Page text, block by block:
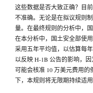
这些数据是否大致正确？目
不准确。无论是在拟议规则
量。在最终规则的分析中，
在本分析中，国土安全部使
采用五年平均值，以估算每
以反映 H-1B 公告的影响，
可能会核准 10 万美元费用
下，本规则将无限期持续适用